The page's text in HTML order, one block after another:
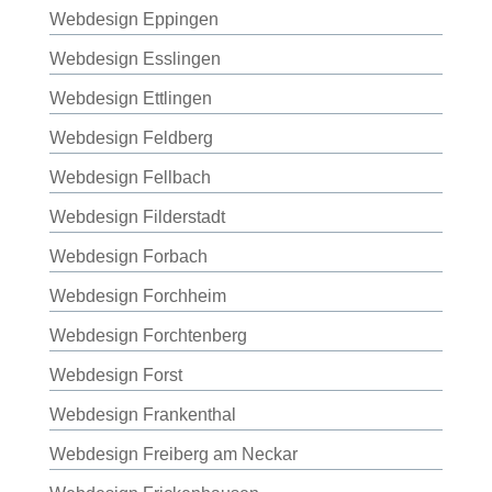
Webdesign Eppingen
Webdesign Esslingen
Webdesign Ettlingen
Webdesign Feldberg
Webdesign Fellbach
Webdesign Filderstadt
Webdesign Forbach
Webdesign Forchheim
Webdesign Forchtenberg
Webdesign Forst
Webdesign Frankenthal
Webdesign Freiberg am Neckar